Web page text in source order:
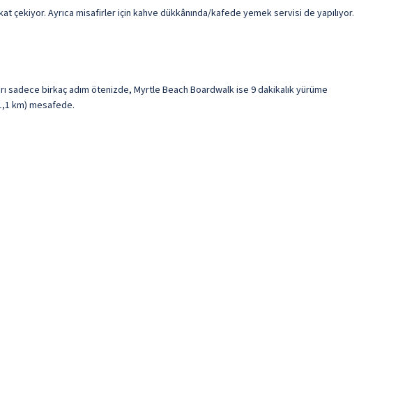
Ayrıca misafirler için kahve dükkânında/kafede yemek servisi de yapılıyor.
sadece birkaç adım ötenizde, Myrtle Beach Boardwalk ise 9 dakikalık yürüme
km) mesafede.